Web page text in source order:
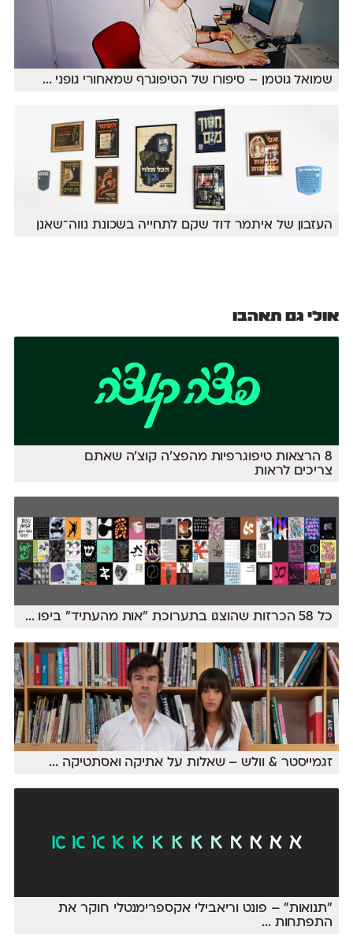
שמואל גוטמן – סיפורו של הטיפוגרף שמאחורי גופני ...
העזבון של איתמר דוד שקם לתחייה בשכונת נווה־שאנן
אולי גם תאהבו
8 הרצאות טיפוגרפיות מהפצ׳ה קוצ׳ה שאתם
צריכים לראות
כל 58 הכרזות שהוצגו בתערוכת ״אות מהעתיד״ ביפו ...
זגמייסטר & וולש – שאלות על אתיקה ואסתטיקה ...
״תנואות״ – פונט וריאבילי אקספרימנטלי חוקר את
התפתחות ...